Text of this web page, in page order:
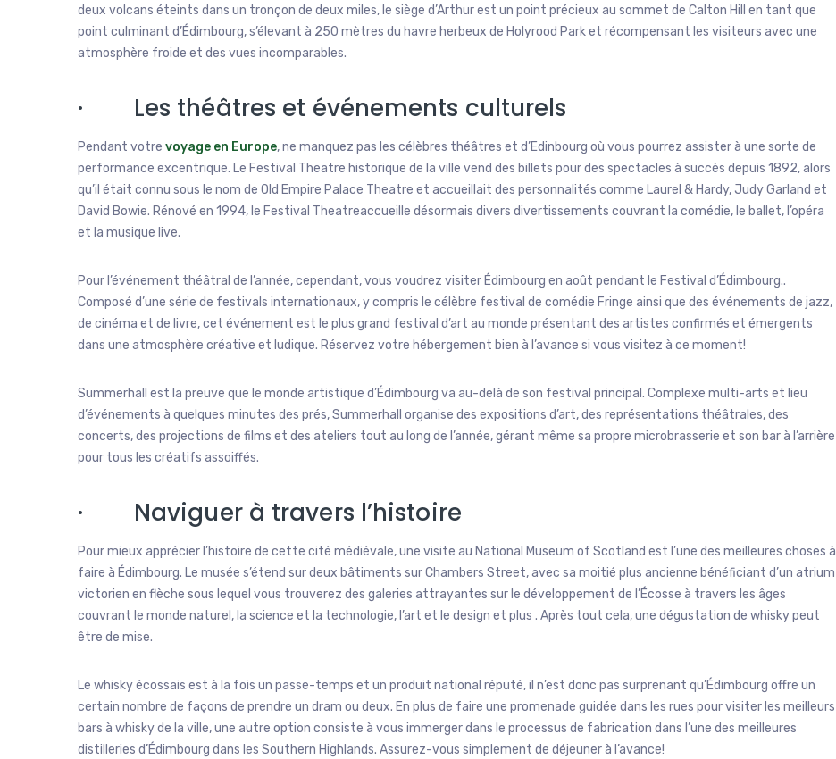
deux volcans éteints dans un tronçon de deux miles, le siège d’Arthur est un point précieux au sommet de Calton Hill en tant que
point culminant d’Édimbourg, s’élevant à 250 mètres du havre herbeux de Holyrood Park et récompensant les visiteurs avec une
atmosphère froide et des vues incomparables.
· Les théâtres et événements culturels
Pendant votre voyage en Europe, ne manquez pas les célèbres théâtres et d’Edinbourg où vous pourrez assister à une sorte de
performance excentrique. Le Festival Theatre historique de la ville vend des billets pour des spectacles à succès depuis 1892, alors
qu’il était connu sous le nom de Old Empire Palace Theatre et accueillait des personnalités comme Laurel & Hardy, Judy Garland et
David Bowie. Rénové en 1994, le Festival Theatreaccueille désormais divers divertissements couvrant la comédie, le ballet, l’opéra
et la musique live.
Pour l’événement théâtral de l’année, cependant, vous voudrez visiter Édimbourg en août pendant le Festival d’Édimbourg..
Composé d’une série de festivals internationaux, y compris le célèbre festival de comédie Fringe ainsi que des événements de jazz,
de cinéma et de livre, cet événement est le plus grand festival d’art au monde présentant des artistes confirmés et émergents
dans une atmosphère créative et ludique. Réservez votre hébergement bien à l’avance si vous visitez à ce moment!
Summerhall est la preuve que le monde artistique d’Édimbourg va au-delà de son festival principal. Complexe multi-arts et lieu
d’événements à quelques minutes des prés, Summerhall organise des expositions d’art, des représentations théâtrales, des
concerts, des projections de films et des ateliers tout au long de l’année, gérant même sa propre microbrasserie et son bar à l’arrière
pour tous les créatifs assoiffés.
· Naviguer à travers l’histoire
Pour mieux apprécier l’histoire de cette cité médiévale, une visite au National Museum of Scotland est l’une des meilleures choses à
faire à Édimbourg. Le musée s’étend sur deux bâtiments sur Chambers Street, avec sa moitié plus ancienne bénéficiant d’un atrium
victorien en flèche sous lequel vous trouverez des galeries attrayantes sur le développement de l’Écosse à travers les âges
couvrant le monde naturel, la science et la technologie, l’art et le design et plus . Après tout cela, une dégustation de whisky peut
être de mise.
Le whisky écossais est à la fois un passe-temps et un produit national réputé, il n’est donc pas surprenant qu’Édimbourg offre un
certain nombre de façons de prendre un dram ou deux. En plus de faire une promenade guidée dans les rues pour visiter les meilleurs
bars à whisky de la ville, une autre option consiste à vous immerger dans le processus de fabrication dans l’une des meilleures
distilleries d’Édimbourg dans les Southern Highlands. Assurez-vous simplement de déjeuner à l’avance!